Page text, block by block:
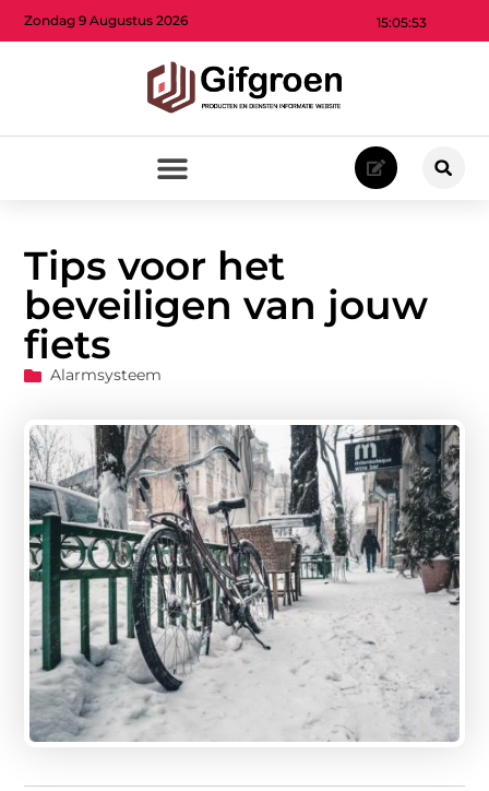
15:05:54
Zondag 9 Augustus 2026
Tips voor het
beveiligen van jouw
fiets
Alarmsysteem